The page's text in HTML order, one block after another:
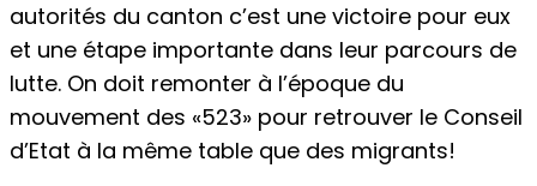
autorités du canton c’est une victoire pour eux
et une étape importante dans leur parcours de
lutte. On doit remonter à l’époque du
mouvement des «523» pour retrouver le Conseil
d’Etat à la même table que des migrants!